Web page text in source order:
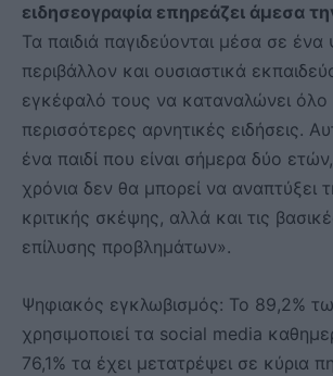
ειδησεογραφία επηρεάζει άμεσα
Τα παιδιά παγιδεύονται μέσα σε ένα
περιβάλλον και ουσιαστικά
εγκέφαλό τους να καταναλώνει όλο
περισσότερες αρνητικές ειδήσεις.
ένα παιδί που είναι σήμερα δύο
χρόνια δεν θα μπορεί να αναπτύξει
κριτικής σκέψης, αλλά και τις
επίλυσης προβλημάτων».
Ψηφιακός εγκλωβισμός: Το 89,2%
χρησιμοποιεί τα social media
76,1% τα έχει μετατρέψει σε κύρια